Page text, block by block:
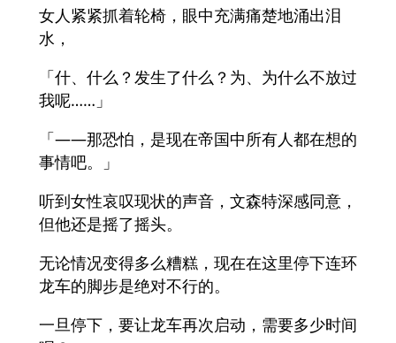
女人紧紧抓着轮椅，眼中充满痛楚地涌出泪
水，
「什、什么？发生了什么？为、为什么不放过
我呢……」
「――那恐怕，是现在帝国中所有人都在想的
事情吧。」
听到女性哀叹现状的声音，文森特深感同意，
但他还是摇了摇头。
无论情况变得多么糟糕，现在在这里停下连环
龙车的脚步是绝对不行的。
一旦停下，要让龙车再次启动，需要多少时间